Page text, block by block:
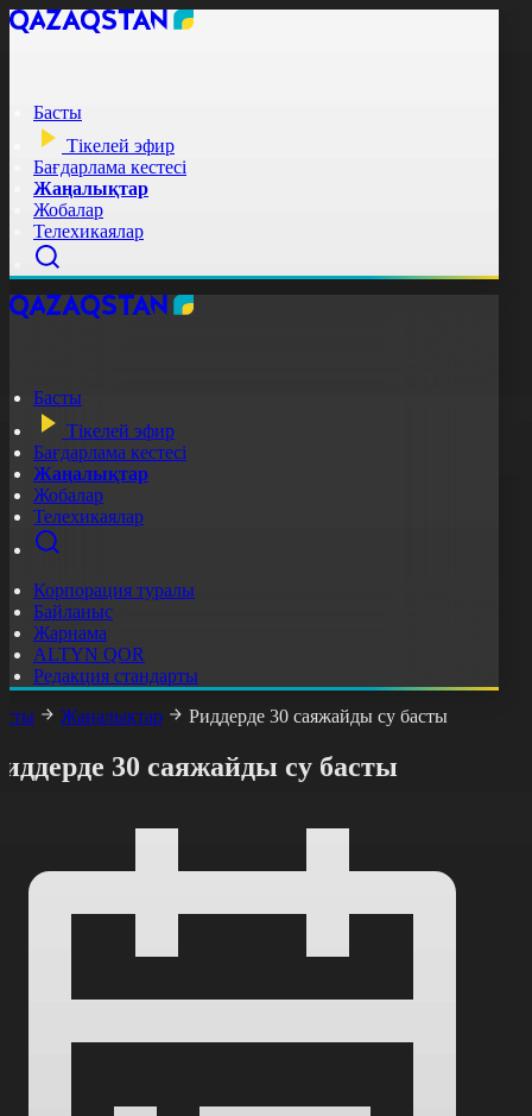
Басты
Тікелей эфир
Бағдарлама кестесі
Жаңалықтар
Жобалар
Телехикаялар
Басты
Тікелей эфир
Бағдарлама кестесі
Жаңалықтар
Жобалар
Телехикаялар
Корпорация туралы
Байланыс
Жарнама
ALTYN QOR
Редакция стандарты
Жаңалықтар Риддерде 30 саяжайды су басты
30 саяжайды су басты